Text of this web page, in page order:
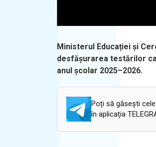
Ministerul Educației și
desfășurarea testărilor
anul școlar 2025–2026.
Poți să găsești
în aplicația